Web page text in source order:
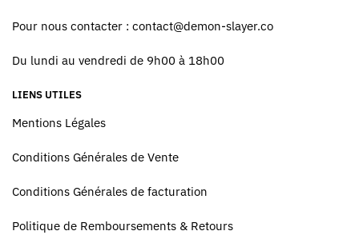
Pour nous contacter : contact@demon-slayer.co
Du lundi au vendredi de 9h00 à 18h00
LIENS UTILES
Mentions Légales
Conditions Générales de Vente
Conditions Générales de facturation
Politique de Remboursements & Retours